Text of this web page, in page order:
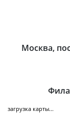
Москва,
загрузка карты...